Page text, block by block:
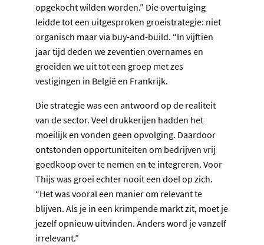
opgekocht wilden worden.” Die overtuiging
leidde tot een uitgesproken groeistrategie: niet
organisch maar via buy­-and­-build. “In vijftien
jaar tijd deden we zeventien overnames en
groeiden we uit tot een groep met zes
vestigingen in België en Frankrijk.
Die strategie was een antwoord op de realiteit
van de sector. Veel drukkerijen hadden het
moeilijk en vonden geen opvolging. Daardoor
ontstonden opportuniteiten om bedrijven vrij
goedkoop over te nemen en te integreren. Voor
Thijs was groei echter nooit een doel op zich.
“Het was vooral een manier om relevant te
blijven. Als je in een krimpende markt zit, moet je
jezelf opnieuw uitvinden. Anders word je vanzelf
irrelevant.”